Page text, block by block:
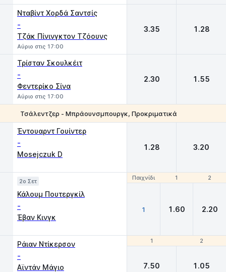
Νταβίντ Χορδά Σαντσίς
-
Τζάκ Πίνινγκτον Τζόουνς
Αύριο στις 17:00
3.35 1.28
Τρίσταν Σκουλκέιτ
-
Φεντερίκο Σίνα
Αύριο στις 17:00
2.30 1.55
Τσάλεντζερ - Μπράουνσμπουργκ, Προκριματικά
Έντουαρντ Γουίντερ
-
Mosejczuk D
1.28 3.20
Παιχνίδι 1 2
2o Σετ
Κάλουμ Πουτεργκίλ
-
Έβαν Κινγκ
Παιχνίδι 1 2
1 1.60 2.20
1 2
Ράιαν Ντίκερσον
-
Αϊντάν Μάγιο
1 2
7.50 1.05